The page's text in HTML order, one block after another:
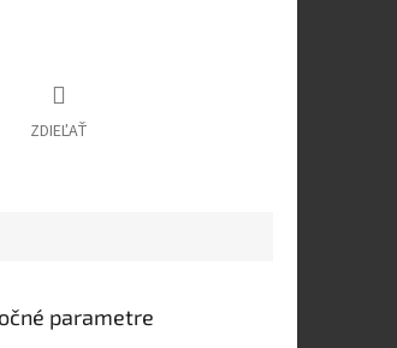
ZDIEĽAŤ
parametre